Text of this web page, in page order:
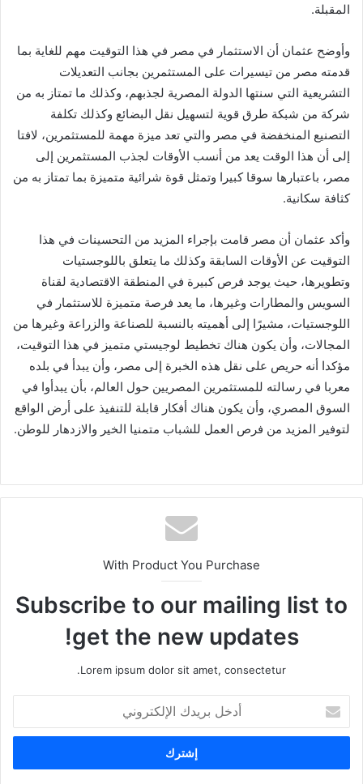
المقبلة.
وأوضح عثمان أن الاستثمار في مصر في هذا التوقيت مهم للغاية بما
قدمته مصر من تيسيرات على المستثمرين بجانب التعديلات
التشريعية التي سنتها الدولة المصرية لجذبهم، وكذلك ما تمتاز به من
شركة من شبكة طرق قوية لتسهيل نقل البضائع وكذلك تكلفة
التصنيع المنخفضة في مصر والتي تعد ميزة مهمة للمستثمرين، لافتا
إلى أن هذا الوقت يعد من أنسب الأوقات لجذب المستثمرين إلى
مصر، باعتبارها سوقا كبيرا وتمثل قوة شرائية متميزة بما تمتاز به من
كثافة سكانية.
وأكد عثمان أن مصر قامت بإجراء المزيد من التحسينات في هذا
التوقيت عن الأوقات السابقة وكذلك ما يتعلق باللوجستيات
وتطويرها، حيث يوجد فرص كبيرة في المنطقة الاقتصادية لقناة
السويس والمطارات وغيرها، ما يعد فرصة متميزة للاستثمار في
اللوجستيات، مشيرًا إلى أهميته بالنسبة للصناعة والزراعة وغيرها من
المجالات، وأن يكون هناك تخطيط لوجيستي متميز في هذا التوقيت،
مؤكدا أنه حريص على نقل هذه الخبرة إلى مصر، وأن يبدأ في بلده
معربا في رسالته للمستثمرين المصريين حول العالم، بأن يبدأوا في
السوق المصري، وأن يكون هناك أفكار قابلة للتنفيذ على أرض الواقع
لتوفير المزيد من فرص العمل للشباب متمنيا الخير والازدهار للوطن.
With Product You Purchase
Subscribe to our mailing list to
get the new updates!
Lorem ipsum dolor sit amet, consectetur.
خ
ب